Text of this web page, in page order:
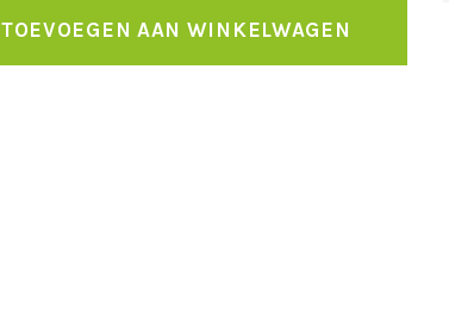
TOEVOEGEN AAN WINKELWAGEN